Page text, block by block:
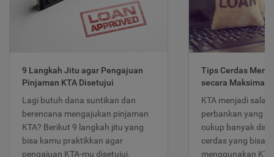
9 Langkah Jitu agar Pengajuan
Pinjaman KTA Disetujui
Lagi butuh dana suntikan dan
berencana mengajukan pinjaman
KTA? Berikut 9 langkah jitu yang
bisa kamu praktikkan agar
pengajuan KTA-mu disetujui.
Tips Cerdas
secara Maksimal
KTA menjadi
perbankan yang
cukup banyak
cerdas yang bisa
menggunakan